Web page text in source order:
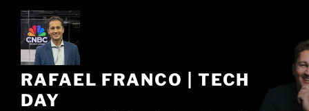
Pular
conteúdo
RAFAEL FRANCO | TECH
DAY